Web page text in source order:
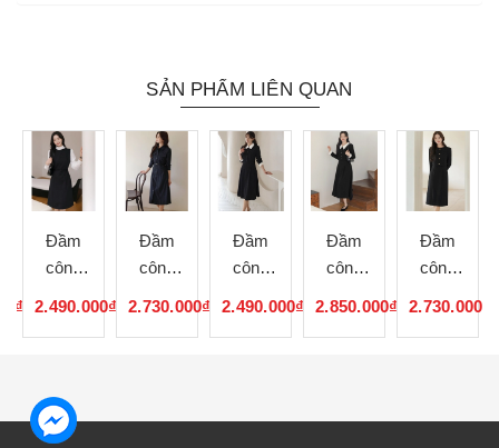
SẢN PHẨM LIÊN QUAN
Đầm
công
2.490.000₫
Đầm
công
2.730.000₫
Đầm
công
2.490.000₫
Đầm
công
2.850.000₫
Đầm
công
2.730.000₫